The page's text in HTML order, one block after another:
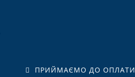
ПРИЙМАЄМО ДО ОПЛАТИ